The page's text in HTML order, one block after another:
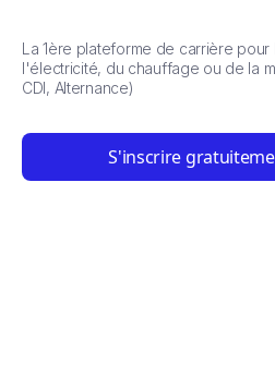
La 1ère plateforme de carrière
l'électricité, du chauffage ou de la
CDI, Alternance)
S'inscrire